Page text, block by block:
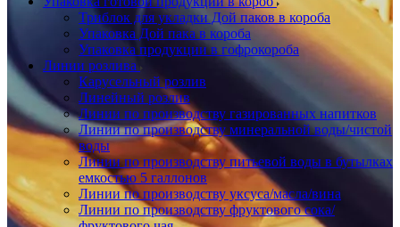
Триблок для укладки Дой паков в короба
Упаковка Дой пака в короба
Упаковка продукции в гофрокороба
Линии розлива
Карусельный розлив
Линейный розлив
Линии по производству газированных напитков
Линии по производству минеральной воды/чистой
воды
Линии по производству питьевой воды в бутылках
емкостью 5 галлонов
Линии по производству уксуса/масла/вина
Линии по производству фруктового сока/